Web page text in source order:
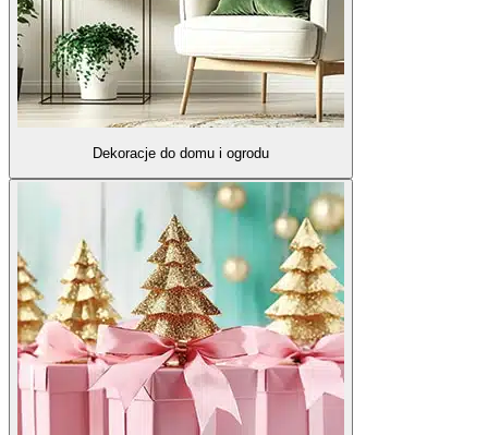
Dekoracje do domu i ogrodu